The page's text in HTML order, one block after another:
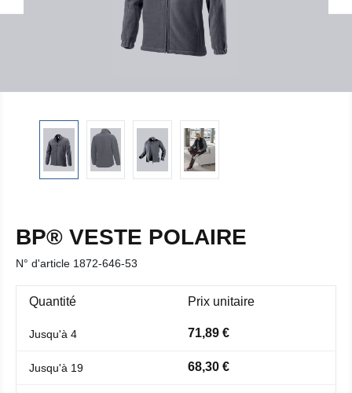
BP® VESTE POLAIRE
N° d'article 1872-646-53
Quantité Prix unitaire
Jusqu'à 4 71,89 €
Jusqu'à 19 68,30 €